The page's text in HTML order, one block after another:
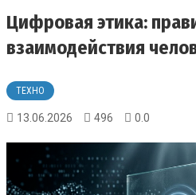
Цифровая этика:
взаимодействия
ТЕХНО
13.06.2026 496 0.0